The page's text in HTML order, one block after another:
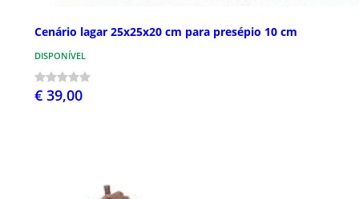
Cenário lagar 25x25x20 cm para presépio 10 cm
DISPONÍVEL
€ 39,00